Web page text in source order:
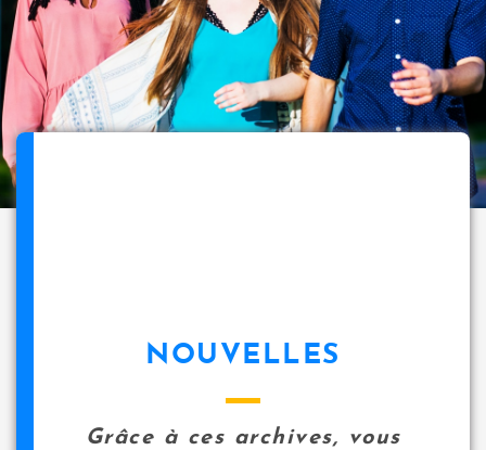
NOUVELLES
Grâce à ces archives, vous